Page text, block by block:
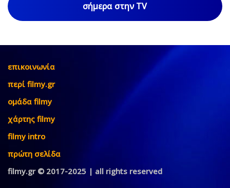
σήμερα στην TV
επικοινωνία
περί filmy.gr
ομάδα filmy
χάρτης filmy
filmy intro
πρώτη σελίδα
filmy.gr © 2017-2025 | all rights reserved